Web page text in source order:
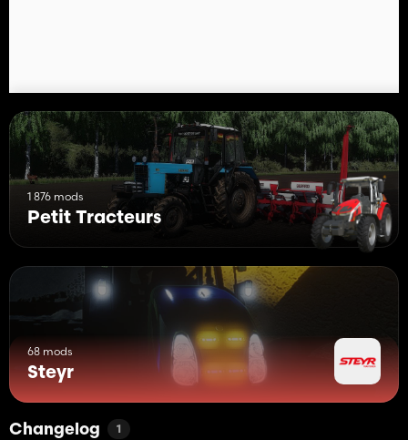
1 876 mods
Petit Tracteurs
68 mods
Steyr
Changelog 1